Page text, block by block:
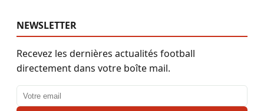
NEWSLETTER
Recevez les dernières actualités football
directement dans votre boîte mail.
Adresse email